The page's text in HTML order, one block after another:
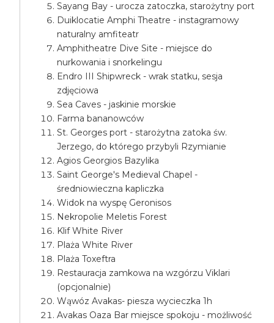
Sayang Bay - urocza zatoczka, starożytny port
Duiklocatie Amphi Theatre - instagramowy
naturalny amfiteatr
Amphitheatre Dive Site - miejsce do
nurkowania i snorkelingu
Endro III Shipwreck - wrak statku, sesja
zdjęciowa
Sea Caves - jaskinie morskie
Farma bananowców
St. Georges port - starożytna zatoka św.
Jerzego, do którego przybyli Rzymianie
Agios Georgios Bazylika
Saint George's Medieval Chapel -
średniowieczna kapliczka
Widok na wyspę Geronisos
Nekropolie Meletis Forest
Klif White River
Plaża White River
Plaża Toxeftra
Restauracja zamkowa na wzgórzu Viklari
(opcjonalnie)
Wąwóz Avakas- piesza wycieczka 1h
Avakas Oaza Bar miejsce spokoju - możliwość